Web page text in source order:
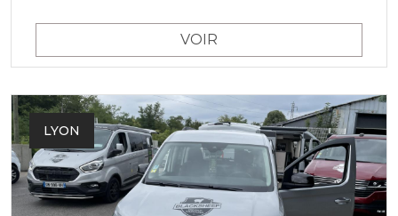
VOIR
LYON